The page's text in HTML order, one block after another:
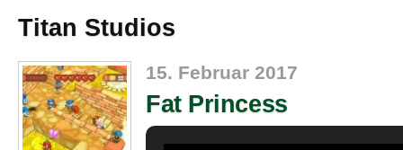
Titan Studios
15. Februar 2017
Fat Princess